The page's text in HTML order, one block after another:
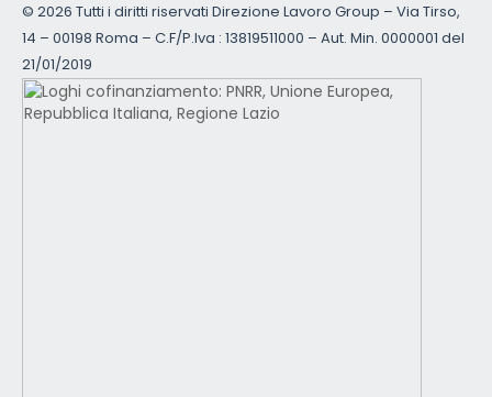
© 2026 Tutti i diritti riservati Direzione Lavoro Group – Via Tirso,
14 – 00198 Roma – C.F/P.Iva : 13819511000 – Aut. Min. 0000001 del
21/01/2019